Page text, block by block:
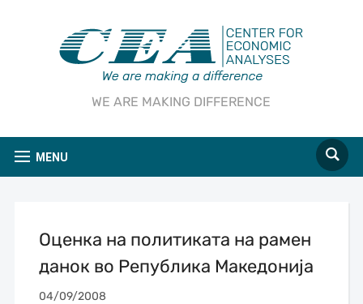
WE ARE MAKING DIFFERENCE
MENU
Оценка на политиката на рамен
данок во Република Македонија
04/09/2008